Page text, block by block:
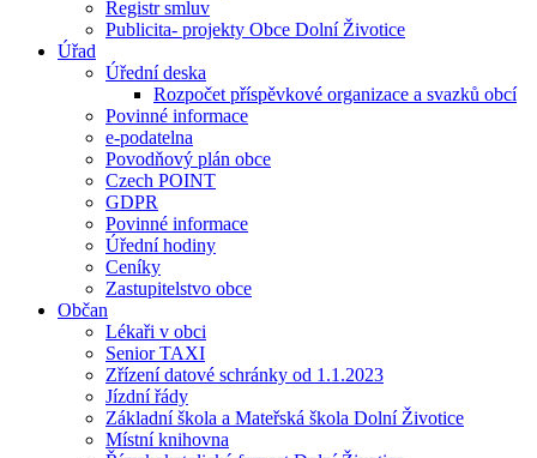
Registr smluv
Publicita- projekty Obce Dolní Životice
Úřad
Úřední deska
Rozpočet příspěvkové organizace a svazků obcí
Povinné informace
e-podatelna
Povodňový plán obce
Czech POINT
GDPR
Povinné informace
Úřední hodiny
Ceníky
Zastupitelstvo obce
Občan
Lékaři v obci
Senior TAXI
Zřízení datové schránky od 1.1.2023
Jízdní řády
Základní škola a Mateřská škola Dolní Životice
Místní knihovna